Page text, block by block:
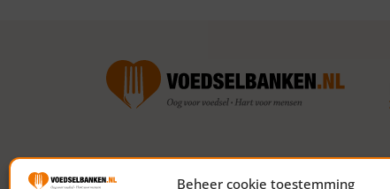
Beheer cookie toestemming
Volg ons op social media